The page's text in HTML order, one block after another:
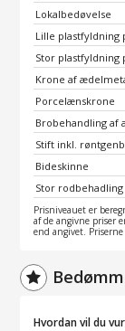
Lokalbedøvelse
Lille plastfyldning
Stor plastfyldning
Krone af
Porcelænskrone
Brobehandling
Stift inkl.
Bideskinne
Stor rodbehadling
Prisniveauet er
af de angivne priser
end angivet.
Hvordan vil du